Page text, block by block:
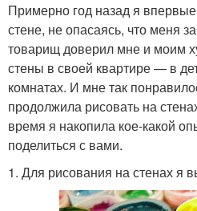
Примерно год назад я
стене, не опасаясь, что меня
товарищ доверил мне и моим
стены в своей квартире — в
комнатах. И мне так
продолжила рисовать на
время я накопила кое-какой
поделиться с вами.
1. Для рисования на стенах я